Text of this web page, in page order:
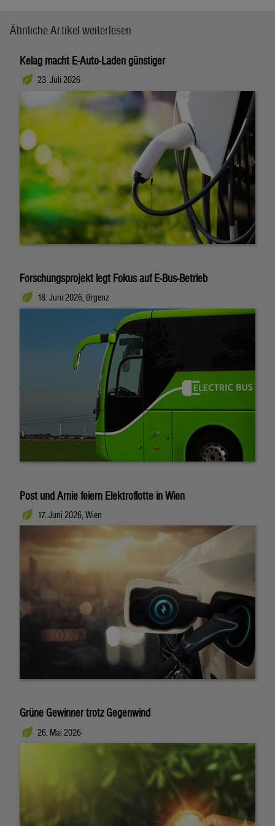
Ähnliche Artikel weiterlesen
Kelag macht E-Auto-Laden günstiger
23. Juli 2026
Forschungsprojekt legt Fokus auf E-Bus-Betrieb
18. Juni 2026, Brgenz
Post und Arnie feiern Elektroflotte in Wien
17. Juni 2026, Wien
Grüne Gewinner trotz Gegenwind
26. Mai 2026